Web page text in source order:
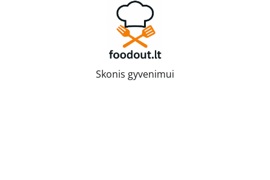
Skonis gyvenimui